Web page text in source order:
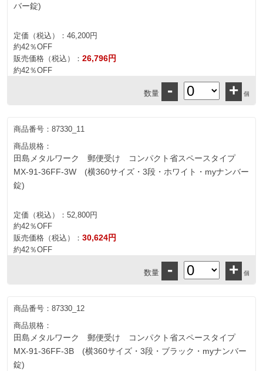
バー錠)
定価（税込）： 46,200円
約42％OFF
販売価格（税込）： 26,796円
約42％OFF
数量 - + 個
商品番号： 87330_11
商品規格：
田島メタルワーク 郵便受け コンパクト省スペースタイプ
MX-91-36FF-3W (横360サイズ・3段・ホワイト・myナンバー
錠)
定価（税込）： 52,800円
約42％OFF
販売価格（税込）： 30,624円
約42％OFF
数量 - + 個
商品番号： 87330_12
商品規格：
田島メタルワーク 郵便受け コンパクト省スペースタイプ
MX-91-36FF-3B (横360サイズ・3段・ブラック・myナンバー
錠)